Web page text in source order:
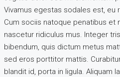
Vivamus egestas sodales est, eu
Cum sociis natoque penatibus et
nascetur ridiculus mus. Integer
bibendum, quis dictum metus
sed eros porttitor mattis.
blandit id, porta in ligula. Aliquam